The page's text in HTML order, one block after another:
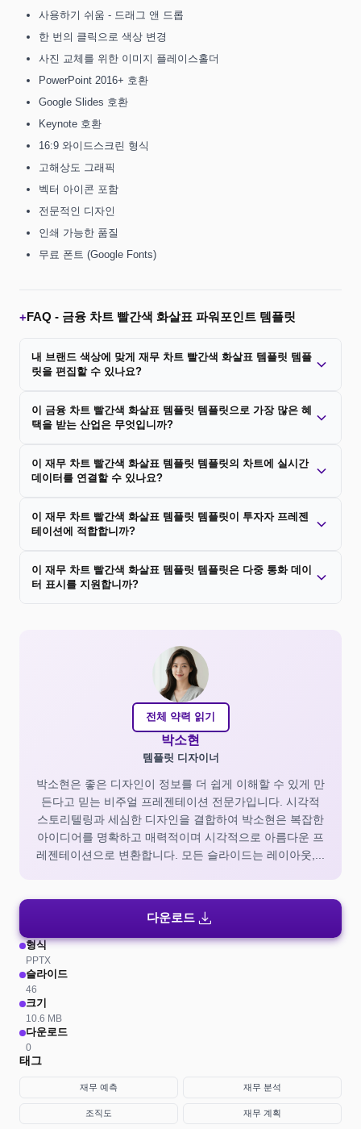
사용하기 쉬움 - 드래그 앤 드롭
한 번의 클릭으로 색상 변경
사진 교체를 위한 이미지 플레이스홀더
PowerPoint 2016+ 호환
Google Slides 호환
Keynote 호환
16:9 와이드스크린 형식
고해상도 그래픽
벡터 아이콘 포함
전문적인 디자인
인쇄 가능한 품질
무료 폰트 (Google Fonts)
+FAQ - 금융 차트 빨간색 화살표 파워포인트 템플릿
내 브랜드 색상에 맞게 재무 차트 빨간색 화살표 템플릿 템플
릿을 편집할 수 있나요?
이 금융 차트 빨간색 화살표 템플릿 템플릿으로 가장 많은 혜
택을 받는 산업은 무엇입니까?
이 재무 차트 빨간색 화살표 템플릿 템플릿의 차트에 실시간
데이터를 연결할 수 있나요?
이 재무 차트 빨간색 화살표 템플릿 템플릿이 투자자 프레젠
테이션에 적합합니까?
이 재무 차트 빨간색 화살표 템플릿 템플릿은 다중 통화 데이
터 표시를 지원합니까?
전체 약력 읽기
박소현
템플릿 디자이너
박소현은 좋은 디자인이 정보를 더 쉽게 이해할 수 있게 만
든다고 믿는 비주얼 프레젠테이션 전문가입니다. 시각적
스토리텔링과 세심한 디자인을 결합하여 박소현은 복잡한
아이디어를 명확하고 매력적이며 시각적으로 아름다운 프
레젠테이션으로 변환합니다. 모든 슬라이드는 레이아웃,...
다운로드 download
형식
PPTX
슬라이드
46
크기
10.6 MB
다운로드
0
태그
재무 예측 재무 분석
조직도 재무 계획